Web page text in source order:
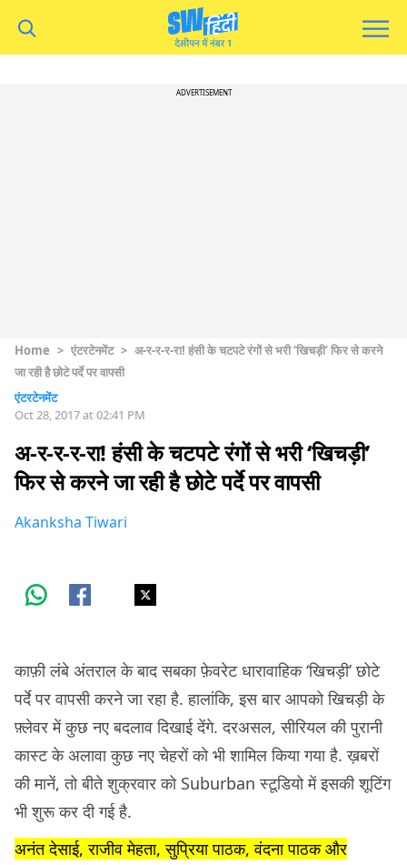
ADVERTISEMENT
Home > एंटरटेनमेंट > अ-र-र-र-रा! हंसी के चटपटे रंगों से भरी ‘खिचड़ी’ फिर से करने
जा रही है छोटे पर्दे पर वापसी
एंटरटेनमेंट
Oct 28, 2017 at 02:41 PM
अ-र-र-र-रा! हंसी के चटपटे रंगों से भरी ‘खिचड़ी’
फिर से करने जा रही है छोटे पर्दे पर वापसी
Akanksha Tiwari
काफ़ी लंबे अंतराल के बाद सबका फ़ेवरेट धारावाहिक ‘खिचड़ी’ छोटे
पर्दे पर वापसी करने जा रहा है. हालांकि, इस बार आपको खिचड़ी के
फ़्लेवर में कुछ नए बदलाव दिखाई देंगे. दरअसल, सीरियल की पुरानी
कास्ट के अलावा कुछ नए चेहरों को भी शामिल किया गया है. ख़बरों
की मानें, तो बीते शुक्रवार को Suburban स्टूडियो में इसकी शूटिंग
भी शुरू कर दी गई है.
अनंत देसाई, राजीव मेहता, सुप्रिया पाठक, वंदना पाठक और